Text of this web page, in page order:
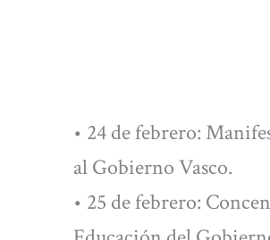
• 24 de febrero:
al Gobierno Vasco.
• 25 de febrero: